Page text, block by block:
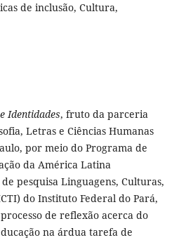
de inclusão, Cultura,
Identidades, fruto da parceria
Letras e Ciências Humanas
por meio do Programa de
da América Latina
pesquisa Linguagens, Culturas,
do Instituto Federal do Pará,
de reflexão acerca do
na árdua tarefa de